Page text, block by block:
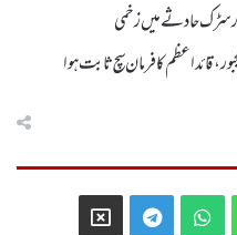
سڑک حادثے میں زخمی
کا فرمان سچ ثابت ہوا
WhatsApp
Telegram
X